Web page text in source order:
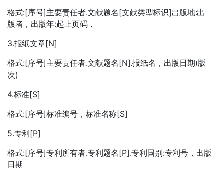
格式:[序号]主要责任者.文献题名[文献类型标识]出版地:出
版者，出版年:起止页码，
3.报纸文章[N]
格式:[序号]主要责任者.文献题名[N].报纸名，出版日期(版
次)
4.标准[S]
格式:[序号]标准编号，标准名称[S]
5.专利[P]
格式:[序号]专利所有者.专利题名[P].专利国别:专利号，出版
日期